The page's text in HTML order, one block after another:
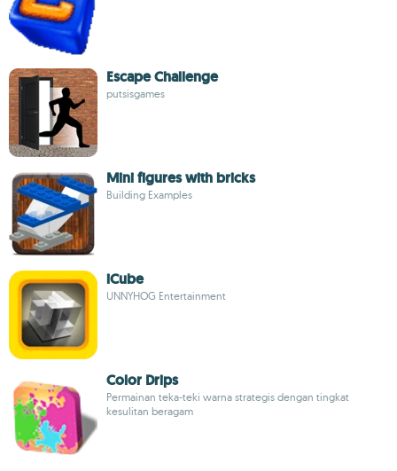
Escape Challenge
putsisgames
Mini figures with bricks
Building Examples
iCube
UNNYHOG Entertainment
Color Drips
Permainan teka-teki warna strategis dengan tingkat
kesulitan beragam